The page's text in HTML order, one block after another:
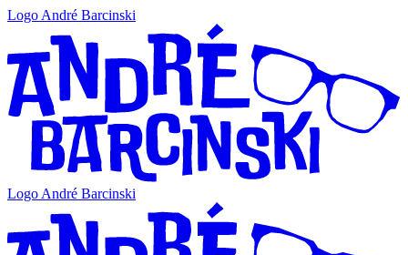
Logo André Barcinski
Logo André Barcinski